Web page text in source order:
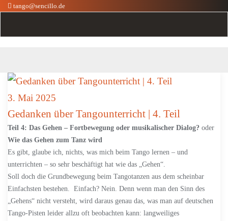
tango@sencillo.de
3. Mai 2025
Gedanken über Tangounterricht | 4. Teil
Teil 4: Das Gehen – Fortbewegung oder musikalischer Dialog? oder
Wie das Gehen zum Tanz wird
Es gibt, glaube ich, nichts, was mich beim Tango lernen – und
unterrichten – so sehr beschäftigt hat wie das „Gehen“.
Soll doch die Grundbewegung beim Tangotanzen aus dem scheinbar
Einfachsten bestehen. Einfach? Nein. Denn wenn man den Sinn des
„Gehens“ nicht versteht, wird daraus genau das, was man auf deutschen
Tango-Pisten leider allzu oft beobachten kann: langweiliges